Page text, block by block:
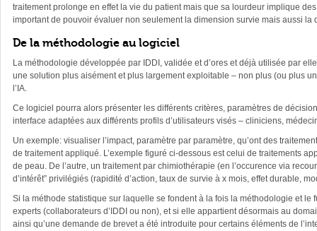
traitement prolonge en effet la vie du patient mais que sa lourdeur implique
important de pouvoir évaluer non seulement la dimension survie mais aussi la
De la méthodologie au logiciel
La méthodologie développée par IDDI, validée et d’ores et déjà utilisée par
une solution plus aisément et plus largement exploitable – non plus (ou plus
l’IA.
Ce logiciel pourra alors présenter les différents critères, paramètres de
interface adaptées aux différents profils d’utilisateurs visés – cliniciens,
Un exemple: visualiser l’impact, paramètre par paramètre, qu’ont des
de traitement appliqué. L’exemple figuré ci-dessous est celui de traitements
de peau. De l’autre, un traitement par chimiothérapie (en l’occurence via
d’intérêt” privilégiés (rapidité d’action, taux de survie à x mois, effet durable,
Si la méthode statistique sur laquelle se fondent à la fois la méthodologie et
experts (collaborateurs d’IDDI ou non), et si elle appartient désormais au
ainsi qu’une demande de brevet a été introduite pour certains éléments de